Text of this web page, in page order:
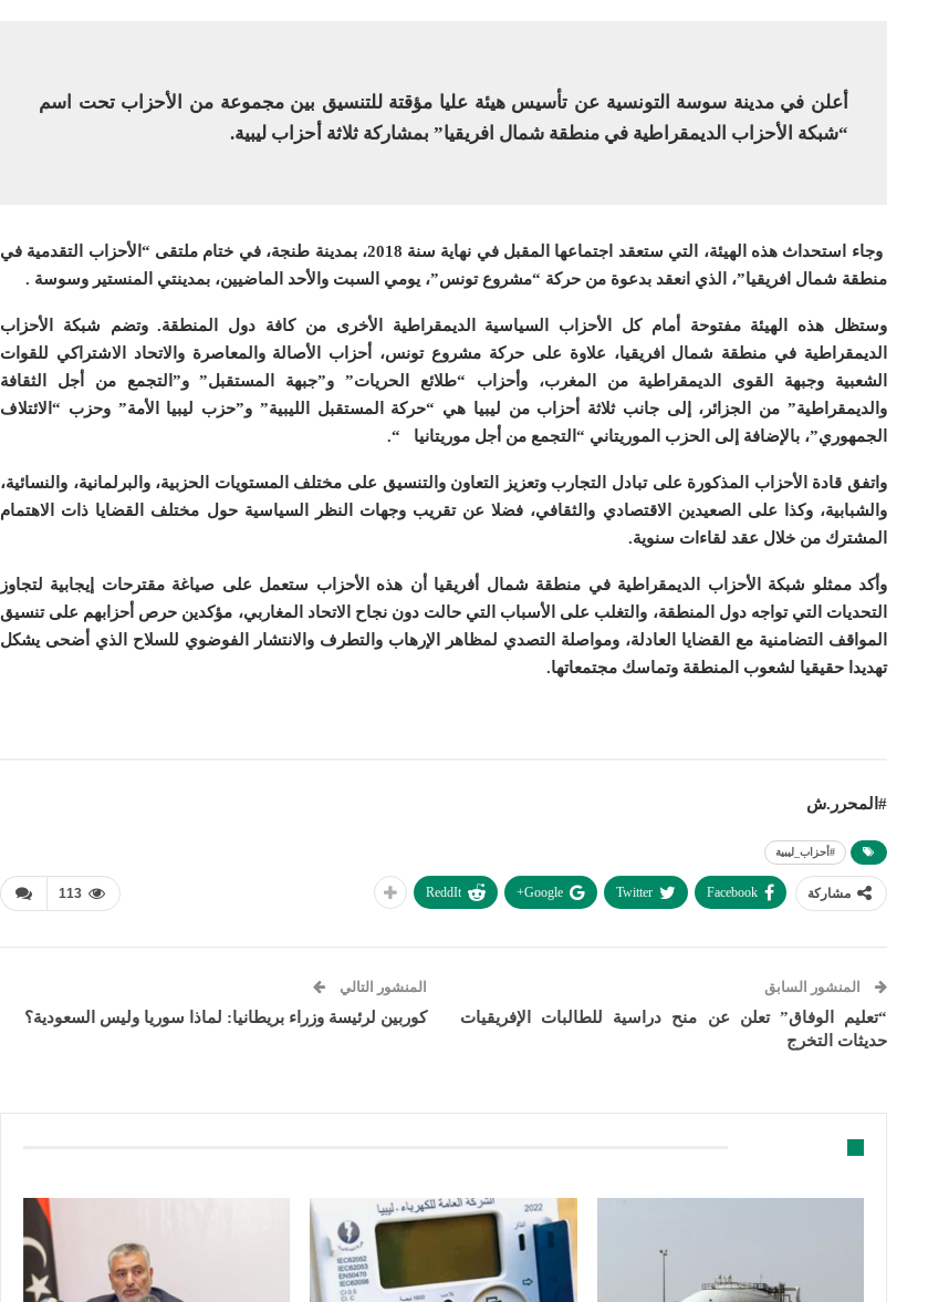
أعلن في مدينة سوسة التونسية عن تأسيس هيئة عليا مؤقتة للتنسيق بين مجموعة من الأحزاب تحت اسم
“شبكة الأحزاب الديمقراطية في منطقة شمال افريقيا” بمشاركة ثلاثة أحزاب ليبية.
وجاء استحداث هذه الهيئة، التي ستعقد اجتماعها المقبل في نهاية سنة 2018، بمدينة طنجة، في ختام ملتقى “الأحزاب التقدمية في
منطقة شمال افريقيا”، الذي انعقد بدعوة من حركة “مشروع تونس”، يومي السبت والأحد الماضيين، بمدينتي المنستير وسوسة .
وستظل هذه الهيئة مفتوحة أمام كل الأحزاب السياسية الديمقراطية الأخرى من كافة دول المنطقة.وتضم شبكة الأحزاب
الديمقراطية في منطقة شمال افريقيا، علاوة على حركة مشروع تونس، أحزاب الأصالة والمعاصرة والاتحاد الاشتراكي للقوات
الشعبية وجبهة القوى الديمقراطية من المغرب، وأحزاب “طلائع الحريات” و”جبهة المستقبل” و”التجمع من أجل الثقافة
والديمقراطية” من الجزائر، إلى جانب ثلاثة أحزاب من ليبيا هي “حركة المستقبل الليبية” و”حزب ليبيا الأمة” وحزب “الائتلاف
الجمهوري”، بالإضافة إلى الحزب الموريتاني “التجمع من أجل موريتانيا “.
واتفق قادة الأحزاب المذكورة على تبادل التجارب وتعزيز التعاون والتنسيق على مختلف المستويات الحزبية، والبرلمانية، والنسائية،
والشبابية، وكذا على الصعيدين الاقتصادي والثقافي، فضلا عن تقريب وجهات النظر السياسية حول مختلف القضايا ذات الاهتمام
المشترك من خلال عقد لقاءات سنوية.
وأكد ممثلو شبكة الأحزاب الديمقراطية في منطقة شمال أفريقيا أن هذه الأحزاب ستعمل على صياغة مقترحات إيجابية لتجاوز
التحديات التي تواجه دول المنطقة، والتغلب على الأسباب التي حالت دون نجاح الاتحاد المغاربي، مؤكدين حرص أحزابهم على تنسيق
المواقف التضامنية مع القضايا العادلة، ومواصلة التصدي لمظاهر الإرهاب والتطرف والانتشار الفوضوي للسلاح الذي أضحى يشكل
تهديدا حقيقيا لشعوب المنطقة وتماسك مجتمعاتها.
#المحرر.ش
#أحزاب_ليبية
113 مشاركة Facebook
Twitter
Google+
ReddIt
المنشور السابق
“تعليم الوفاق” تعلن عن منح دراسية للطالبات الإفريقيات
حديثات التخرج
المنشور التالي
كوربين لرئيسة وزراء بريطانيا: لماذا سوريا وليس السعودية؟